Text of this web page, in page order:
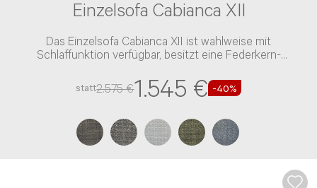
Einzelsofa Cabianca XII
Das Einzelsofa Cabianca XII ist wahlweise mit
Schlaffunktion verfügbar, besitzt eine Federkern-
statt2.575 €1.545 € -40%